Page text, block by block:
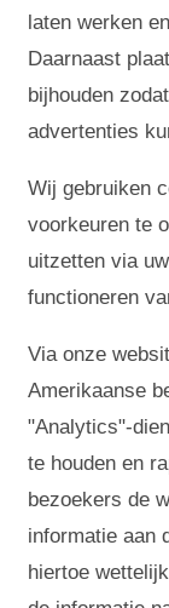
laten werken
Daarnaast
bijhouden
advertenties
Wij gebruiken
voorkeuren te
uitzetten via
functioneren
Via onze
Amerikaanse
"Analytics"-
te houden en
bezoekers de
informatie aan
hiertoe